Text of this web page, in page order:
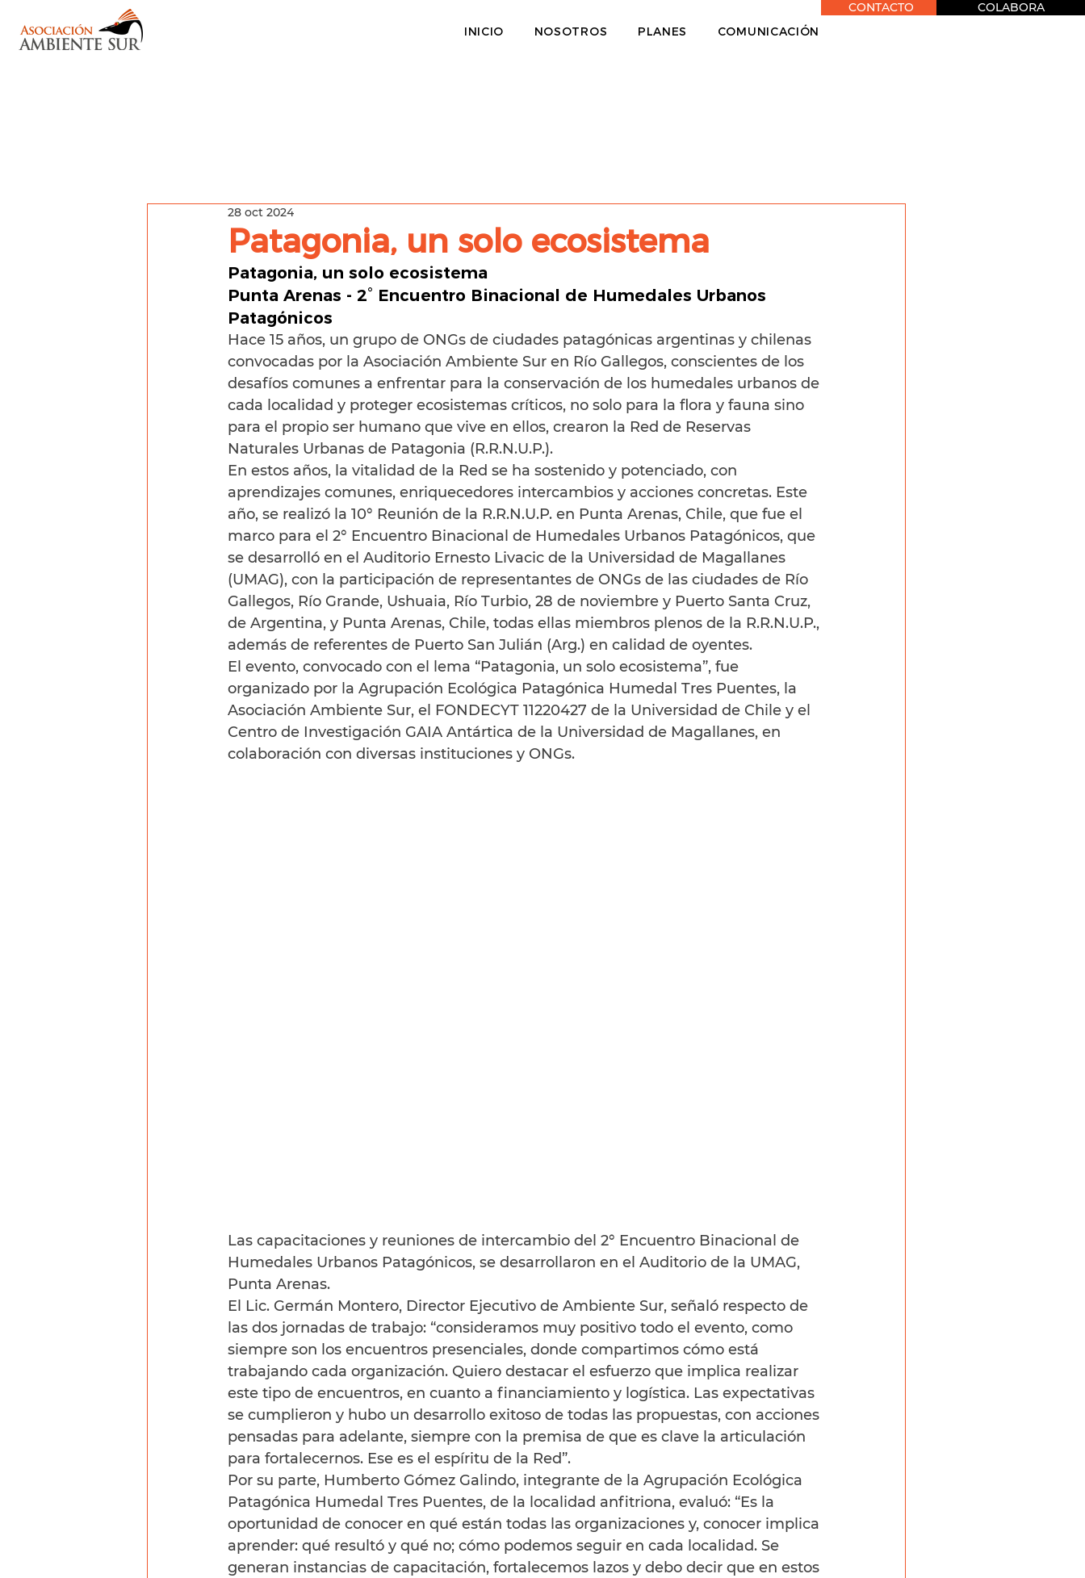
INICIO NOSOTROS PLANES COMUNICACIÓN
CONTACTO COLABORA
Patagonia, un solo ecosistema
28 oct 2024
Patagonia, un solo ecosistema
Punta Arenas - 2° Encuentro Binacional de Humedales Urbanos
Patagónicos
Hace 15 años, un grupo de ONGs de ciudades patagónicas argentinas y chilenas
convocadas por la Asociación Ambiente Sur en Río Gallegos, conscientes de los
desafíos comunes a enfrentar para la conservación de los humedales urbanos de
cada localidad y proteger ecosistemas críticos, no solo para la flora y fauna sino
para el propio ser humano que vive en ellos, crearon la Red de Reservas
Naturales Urbanas de Patagonia (R.R.N.U.P.).
En estos años, la vitalidad de la Red se ha sostenido y potenciado, con
aprendizajes comunes, enriquecedores intercambios y acciones concretas. Este
año, se realizó la 10° Reunión de la R.R.N.U.P. en Punta Arenas, Chile, que fue el
marco para el 2° Encuentro Binacional de Humedales Urbanos Patagónicos, que
se desarrolló en el Auditorio Ernesto Livacic de la Universidad de Magallanes
(UMAG), con la participación de representantes de ONGs de las ciudades de Río
Gallegos, Río Grande, Ushuaia, Río Turbio, 28 de noviembre y Puerto Santa Cruz,
de Argentina, y Punta Arenas, Chile, todas ellas miembros plenos de la R.R.N.U.P.,
además de referentes de Puerto San Julián (Arg.) en calidad de oyentes.
El evento, convocado con el lema “Patagonia, un solo ecosistema”, fue
organizado por la Agrupación Ecológica Patagónica Humedal Tres Puentes, la
Asociación Ambiente Sur, el FONDECYT 11220427 de la Universidad de Chile y el
Centro de Investigación GAIA Antártica de la Universidad de Magallanes, en
colaboración con diversas instituciones y ONGs.
Las capacitaciones y reuniones de intercambio del 2° Encuentro Binacional de
Humedales Urbanos Patagónicos, se desarrollaron en el Auditorio de la UMAG,
Punta Arenas.
El Lic. Germán Montero, Director Ejecutivo de Ambiente Sur, señaló respecto de
las dos jornadas de trabajo: “consideramos muy positivo todo el evento, como
siempre son los encuentros presenciales, donde compartimos cómo está
trabajando cada organización. Quiero destacar el esfuerzo que implica realizar
este tipo de encuentros, en cuanto a financiamiento y logística. Las expectativas
se cumplieron y hubo un desarrollo exitoso de todas las propuestas, con acciones
pensadas para adelante, siempre con la premisa de que es clave la articulación
para fortalecernos. Ese es el espíritu de la Red”.
Por su parte, Humberto Gómez Galindo, integrante de la Agrupación Ecológica
Patagónica Humedal Tres Puentes, de la localidad anfitriona, evaluó: “Es la
oportunidad de conocer en qué están todas las organizaciones y, conocer implica
aprender: qué resultó y qué no; cómo podemos seguir en cada localidad. Se
generan instancias de capacitación, fortalecemos lazos y debo decir que en estos